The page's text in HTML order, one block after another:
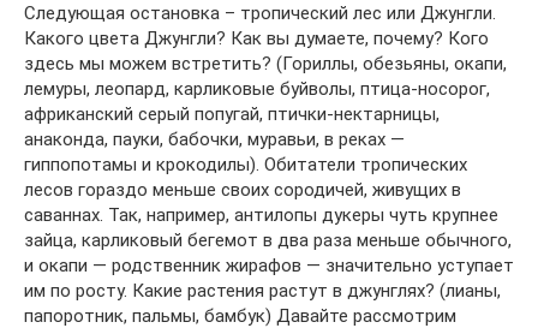
Следующая остановка – тропический лес или Джунгли.
Какого цвета Джунгли? Как вы думаете, почему? Кого
здесь мы можем встретить? (Гориллы, обезьяны, окапи,
лемуры, леопард, карликовые буйволы, птица-носорог,
африканский серый попугай, птички-нектарницы,
анаконда, пауки, бабочки, муравьи, в реках —
гиппопотамы и крокодилы). Обитатели тропических
лесов гораздо меньше своих сородичей, живущих в
саваннах. Так, например, антилопы дукеры чуть крупнее
зайца, карликовый бегемот в два раза меньше обычного,
и окапи — родственник жирафов — значительно уступает
им по росту. Какие растения растут в джунглях? (лианы,
папоротник, пальмы, бамбук) Давайте рассмотрим